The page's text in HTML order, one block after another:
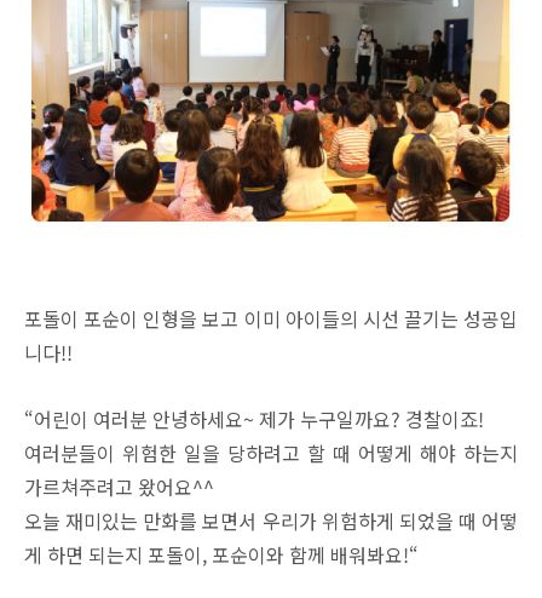
포돌이 포순이 인형을 보고 이미 아이들의 시선 끌기는 성공입
니다!!
“어린이 여러분 안녕하세요~ 제가 누구일까요? 경찰이죠!
여러분들이 위험한 일을 당하려고 할 때 어떻게 해야 하는지
가르쳐주려고 왔어요^^
오늘 재미있는 만화를 보면서 우리가 위험하게 되었을 때 어떻
게 하면 되는지 포돌이, 포순이와 함께 배워봐요!“